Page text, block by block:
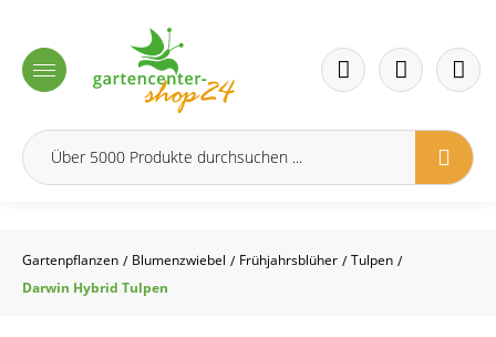
Gartenpflanzen / Blumenzwiebel / Frühjahrsblüher / Tulpen /
Darwin Hybrid Tulpen